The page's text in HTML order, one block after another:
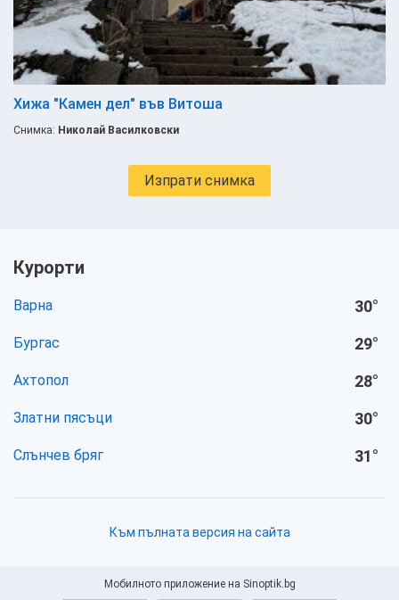
Хижа "Камен дел" във Витоша
Снимка: Николай Василковски
Изпрати снимка
Курорти
Варна 30°
Бургас 29°
Ахтопол 28°
Златни пясъци 30°
Слънчев бряг 31°
Към пълната версия на сайта
Мобилното приложение на Sinoptik.bg